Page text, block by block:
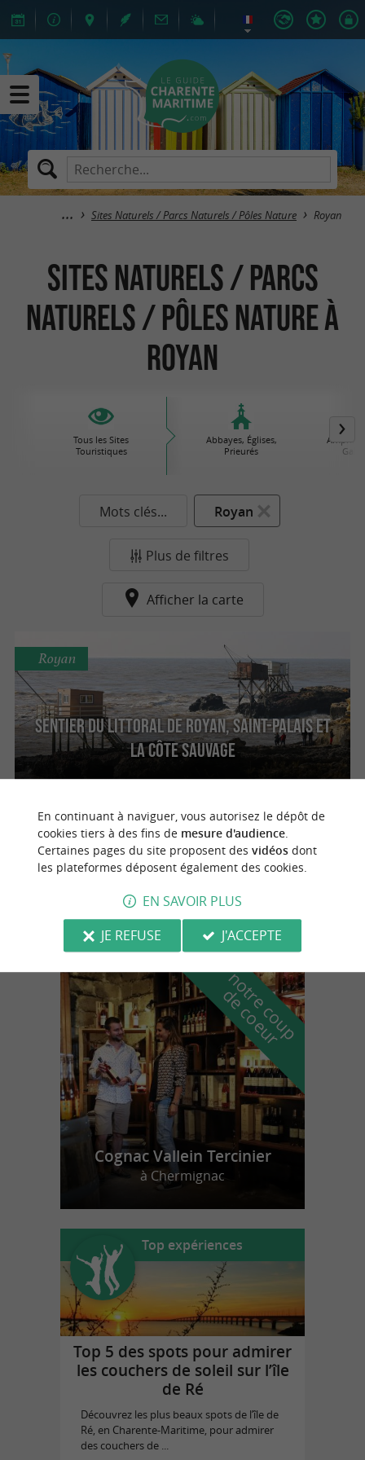
Sites Naturels / Parcs Naturels / Pôles Nature Royan
Sites Naturels / Parcs
Naturels / Pôles Nature à
Royan
Tous les Sites
Touristiques
Abbayes, Églises,
Prieurés
Mots clés... Royan
Plus de filtres
Afficher la carte
Sentier du littoral de Royan, Saint-Palais et
la Côte Sauvage
Royan
Sentier des Douaniers
Saint-Palais-sur-Mer 4.8 km
n
o
t
r
e
c
o
u
p
d
e
c
o
e
u
r
Cognac Vallein Tercinier
à Chermignac
Top expériences
Top 5 des spots pour admirer
les couchers de soleil sur l’île
de Ré
Découvrez les plus beaux spots de l’île de
Ré, en Charente-Maritime, pour admirer
des couchers de ...
En continuant à naviguer, vous autorisez le dépôt de
cookies tiers à des fins de mesure d'audience.
Certaines pages du site proposent des vidéosdont
les plateformes déposent également des cookies.
EN SAVOIR PLUS
JE REFUSE
J'ACCEPTE